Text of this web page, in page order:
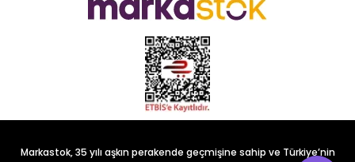
Markastok, 35 yılı aşkın perakende geçmişine sahip ve Türkiye’nin